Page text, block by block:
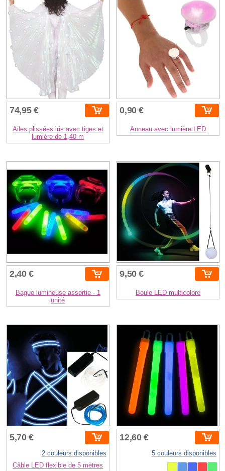
74,95 €
Ailes plissées iris avec tiges et
lumière de 1,40 m
0,90 €
Anneau avec lumière LED
2,40 €
Bague lumineuse assortie - 1
unité
9,50 €
Boule LED multicolore
5,70 €
2 couleurs disponibles
Câble LED flexible de 5 mètres
12,60 €
5 couleurs disponibles